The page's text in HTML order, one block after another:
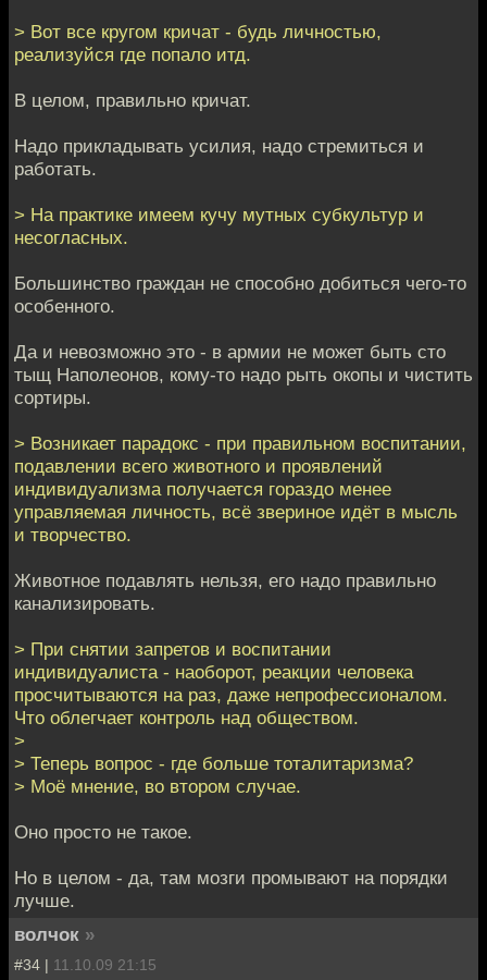
> Вот все кругом кричат - будь личностью,
реализуйся где попало итд.
В целом, правильно кричат.
Надо прикладывать усилия, надо стремиться и
работать.
> На практике имеем кучу мутных субкультур и
несогласных.
Большинство граждан не способно добиться чего-то
особенного.
Да и невозможно это - в армии не может быть сто
тыщ Наполеонов, кому-то надо рыть окопы и чистить
сортиры.
> Возникает парадокс - при правильном воспитании,
подавлении всего животного и проявлений
индивидуализма получается гораздо менее
управляемая личность, всё звериное идёт в мысль
и творчество.
Животное подавлять нельзя, его надо правильно
канализировать.
> При снятии запретов и воспитании
индивидуалиста - наоборот, реакции человека
просчитываются на раз, даже непрофессионалом.
Что облегчает контроль над обществом.
>
> Теперь вопрос - где больше тоталитаризма?
> Моё мнение, во втором случае.
Оно просто не такое.
Но в целом - да, там мозги промывают на порядки
лучше.
волчок »
#34 | 11.10.09 21:15